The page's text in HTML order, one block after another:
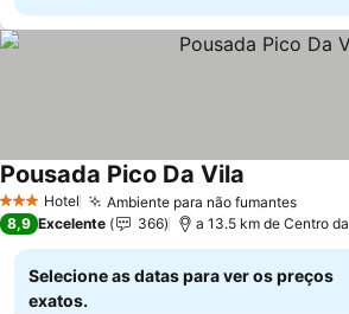
3 EstrelasHotel Ambiente para não fumantes
Pousada Pico Da Vila
8,9 Excelente 366 a 13.5 km de Centro
Selecione as datas para ver os preços
exatos.